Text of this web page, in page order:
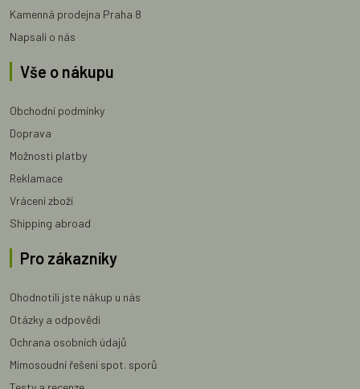
Kamenná prodejna Praha 8
Napsali o nás
Vše o nákupu
Obchodní podmínky
Doprava
Možnosti platby
Reklamace
Vrácení zboží
Shipping abroad
Pro zákazníky
Ohodnotili jste nákup u nás
Otázky a odpovědi
Ochrana osobních údajů
Mimosoudní řešení spot. sporů